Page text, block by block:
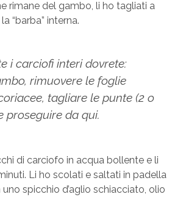
rimane del gambo, li ho tagliati a
“barba” interna.
i carciofi interi dovrete:
rimuovere le foglie
tagliare le punte (2 o
proseguire da qui.
di carciofo in acqua bollente e li
Li ho scolati e saltati in padella
spicchio d’aglio schiacciato, olio